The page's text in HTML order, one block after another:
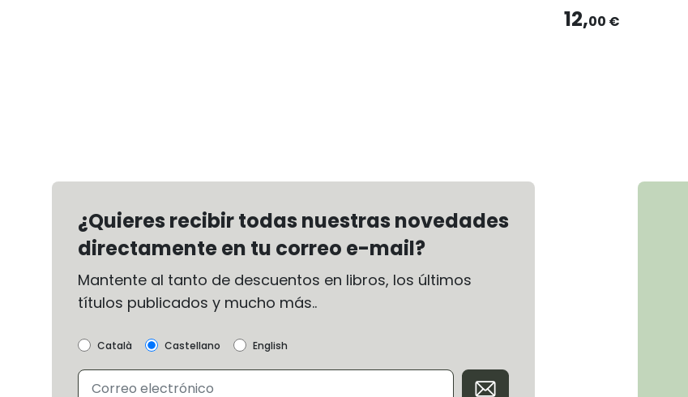
12,00 €
¿Quieres recibir todas nuestras novedades
directamente en tu correo e-mail?
Mantente al tanto de descuentos en libros, los últimos
títulos publicados y mucho más..
Català Castellano English